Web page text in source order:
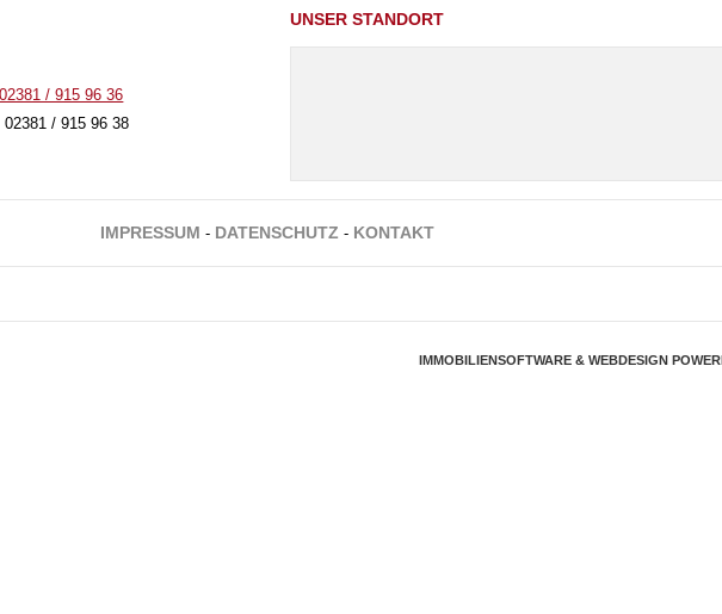
02381 / 915 96 36
02381 / 915 96 38
UNSER STANDORT
IMPRESSUM - DATENSCHUTZ - KONTAKT
IMMOBILIENSOFTWARE & WEBDESIGN